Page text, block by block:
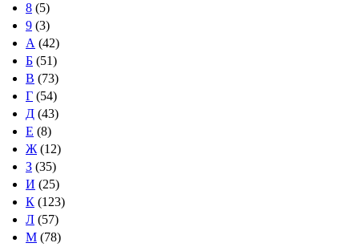
8 (5)
9 (3)
А (42)
Б (51)
В (73)
Г (54)
Д (43)
Е (8)
Ж (12)
З (35)
И (25)
К (123)
Л (57)
М (78)